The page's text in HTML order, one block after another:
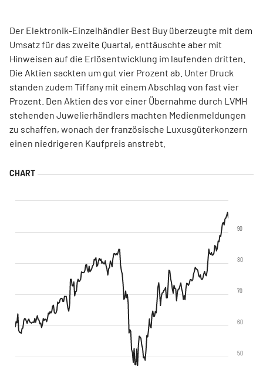
Der Elektronik-Einzelhändler Best Buy überzeugte mit dem
Umsatz für das zweite Quartal, enttäuschte aber mit
Hinweisen auf die Erlösentwicklung im laufenden dritten.
Die Aktien sackten um gut vier Prozent ab. Unter Druck
standen zudem Tiffany mit einem Abschlag von fast vier
Prozent. Den Aktien des vor einer Übernahme durch LVMH
stehenden Juwelierhändlers machten Medienmeldungen
zu schaffen, wonach der französische Luxusgüterkonzern
einen niedrigeren Kaufpreis anstrebt.
50
60
70
80
90